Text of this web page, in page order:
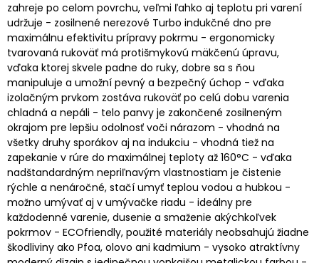
zahreje po celom povrchu, veľmi ľahko aj teplotu pri varení
udržuje - zosilnené nerezové Turbo indukčné dno pre
maximálnu efektivitu prípravy pokrmu - ergonomicky
tvarovaná rukoväť má protišmykovú mäkčenú úpravu,
vďaka ktorej skvele padne do ruky, dobre sa s ňou
manipuluje a umožní pevný a bezpečný úchop - vďaka
izolačným prvkom zostáva rukoväť po celú dobu varenia
chladná a nepáli - telo panvy je zakončené zosilneným
okrajom pre lepšiu odolnosť voči nárazom - vhodná na
všetky druhy sporákov aj na indukciu - vhodná tiež na
zapekanie v rúre do maximálnej teploty až 160°C - vďaka
nadštandardným nepriľnavým vlastnostiam je čistenie
rýchle a nenáročné, stačí umyť teplou vodou a hubkou -
možno umývať aj v umývačke riadu - ideálny pre
každodenné varenie, dusenie a smaženie akýchkoľvek
pokrmov - ECOfriendly, použité materiály neobsahujú žiadne
škodliviny ako Pfoa, olovo ani kadmium - vysoko atraktívny